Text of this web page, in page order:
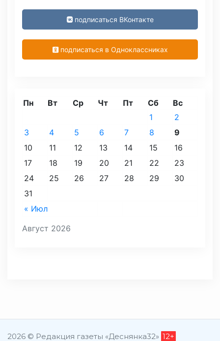
подписаться ВКонтакте
подписаться в Одноклассниках
Август 2026
Пн Вт Ср Чт Пт Сб Вс
« Июл
1
2
3
4 5 6 7 8
9
10
11 12 13 14 15
16
17
18 19 20 21 22
23
24
25 26 27 28 29
30
31
2026 © Редакция газеты «Деснянка32» 12+